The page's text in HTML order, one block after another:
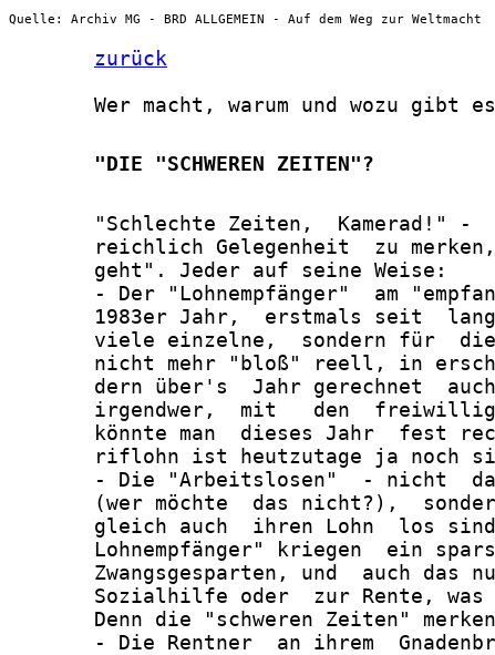
Quelle: Archiv MG - BRD ALLGEMEIN - Auf dem Weg zur Weltmacht
zurück
       Wer macht, warum und wozu gibt es
       "DIE "SCHWEREN ZEITEN"?